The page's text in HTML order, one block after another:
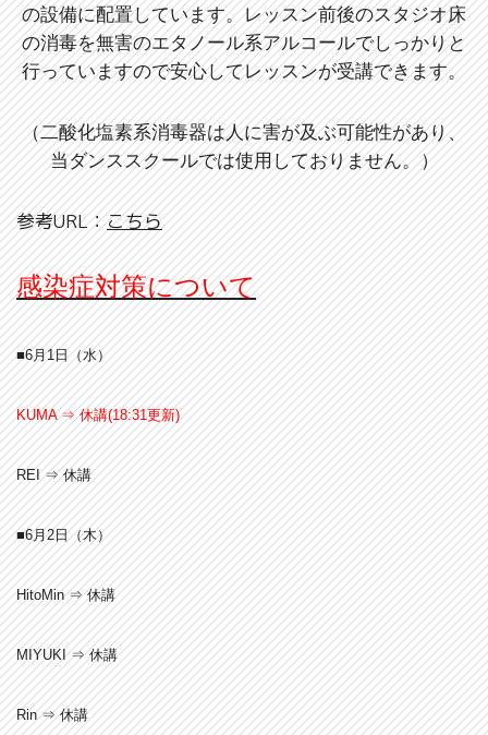
の設備に配置しています。レッスン前後のスタジオ床
の消毒を無害のエタノール系アルコールでしっかりと
行っていますので安心してレッスンが受講できます。
（二酸化塩素系消毒器は人に害が及ぶ可能性があり、
当ダンススクールでは使用しておりません。）
参考URL：こちら
感染症対策について
■6月1日（水）
KUMA ⇒ 休講(18:31更新)
REI ⇒ 休講
■6月2日（木）
HitoMin ⇒ 休講
MIYUKI ⇒ 休講
Rin ⇒ 休講